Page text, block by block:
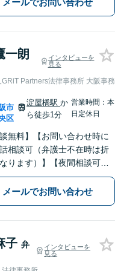
的にも納得感の高い解決を
一朗
インタビューを
見る
Partners法律事務所 大阪事務
市
区
淀屋橋駅か
ら徒歩1分
営業時間：本
日定休日
談無料】【お問い合わせ時に
相談可（弁護士不在時は折
ります）】【夜間相談可】
の悩み・不安に寄り添い、
担も軽減できるよう努めて
。解決見込みや弁護士費用
メールでお問い合わせ
子 弁
インタビューを
見る